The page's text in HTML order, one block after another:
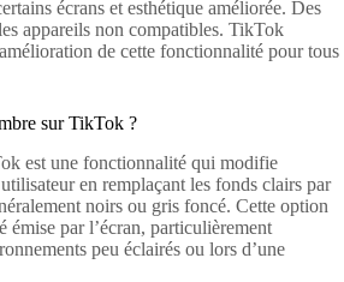
écrans et esthétique améliorée. Des
appareils non compatibles. TikTok
de cette fonctionnalité pour tous
sur TikTok ?
est une fonctionnalité qui modifie
en remplaçant les fonds clairs par
noirs ou gris foncé. Cette option
émise par l’écran, particulièrement
peu éclairés ou lors d’une